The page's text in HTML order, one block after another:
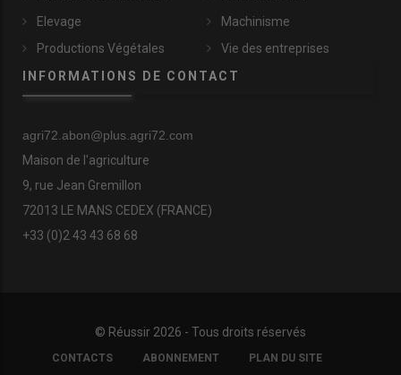
Elevage
Productions Végétales
Machinisme
Vie des entreprises
INFORMATIONS DE CONTACT
agri72.abon@plus.agri72.com
Maison de l'agriculture
9, rue Jean Gremillon
72013 LE MANS CEDEX (FRANCE)
+33 (0)2 43 43 68 68
© Réussir 2026 - Tous droits réservés
FOOTER
COPYRIGHT
CONTACTS ABONNEMENT PLAN DU SITE